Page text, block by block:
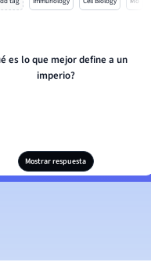
es lo que mejor define a un
imperio?
Mostrar respuesta